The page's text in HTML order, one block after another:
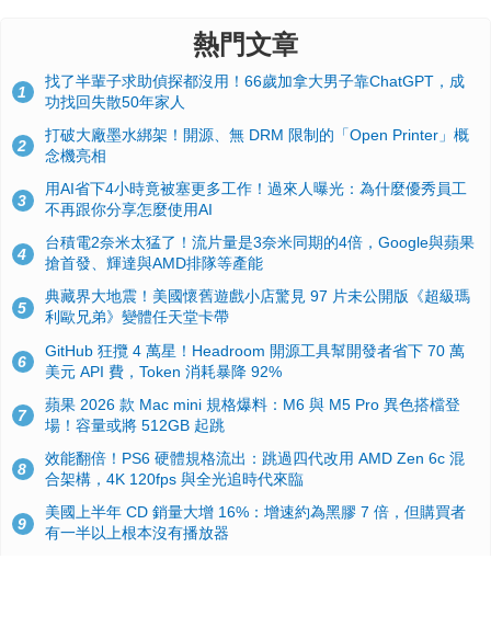
熱門文章
1
找了半輩子求助偵探都沒用！66歲加拿大男子靠ChatGPT，成
功找回失散50年家人
2
打破大廠墨水綁架！開源、無 DRM 限制的「Open Printer」概
念機亮相
3
用AI省下4小時竟被塞更多工作！過來人曝光：為什麼優秀員工
不再跟你分享怎麼使用AI
4
台積電2奈米太猛了！流片量是3奈米同期的4倍，Google與蘋果
搶首發、輝達與AMD排隊等產能
5
典藏界大地震！美國懷舊遊戲小店驚見 97 片未公開版《超級瑪
利歐兄弟》變體任天堂卡帶
6
GitHub 狂攬 4 萬星！Headroom 開源工具幫開發者省下 70 萬
美元 API 費，Token 消耗暴降 92%
7
蘋果 2026 款 Mac mini 規格爆料：M6 與 M5 Pro 異色搭檔登
場！容量或將 512GB 起跳
8
效能翻倍！PS6 硬體規格流出：跳過四代改用 AMD Zen 6c 混
合架構，4K 120fps 與全光追時代來臨
9
美國上半年 CD 銷量大增 16%：增速約為黑膠 7 倍，但購買者
有一半以上根本沒有播放器